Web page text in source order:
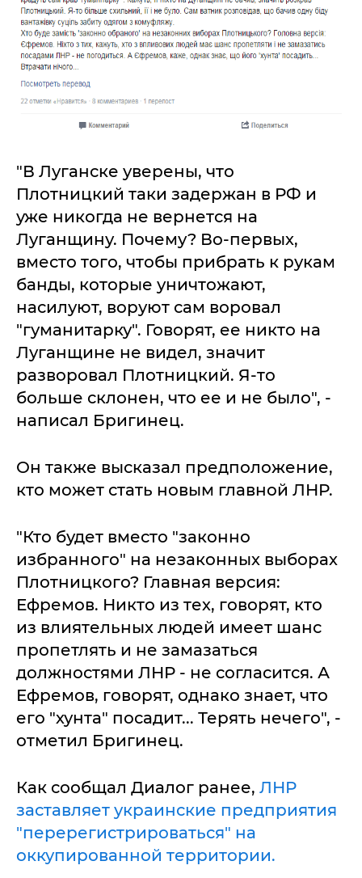
"В Луганске уверены, что
Плотницкий таки задержан в РФ и
уже никогда не вернется на
Луганщину. Почему? Во-первых,
вместо того, чтобы прибрать к рукам
банды, которые уничтожают,
насилуют, воруют сам воровал
"гуманитарку". Говорят, ее никто на
Луганщине не видел, значит
разворовал Плотницкий. Я-то
больше склонен, что ее и не было", -
написал Бригинец.
Он также высказал предположение,
кто может стать новым главной ЛНР.
"Кто будет вместо "законно
избранного" на незаконных выборах
Плотницкого? Главная версия:
Ефремов. Никто из тех, говорят, кто
из влиятельных людей имеет шанс
пропетлять и не замазаться
должностями ЛНР - не согласится. А
Ефремов, говорят, однако знает, что
его "хунта" посадит... Терять нечего", -
отметил Бригинец.
Как сообщал Диалог ранее, ЛНР
заставляет украинские предприятия
"перерегистрироваться" на
оккупированной территории.